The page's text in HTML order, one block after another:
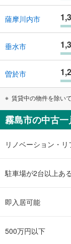
薩摩川内市
垂水市
曽於市
賃貸中の物件を除いて
霧島市の中古
リノベーション・リ
駐車場が2台以上ある
即入居可能
500万円以下